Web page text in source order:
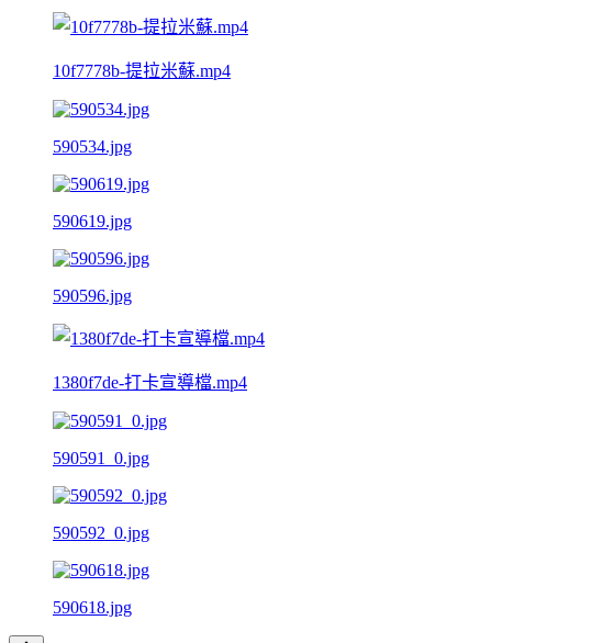
10f7778b-提拉米蘇.mp4
590534.jpg
590619.jpg
590596.jpg
1380f7de-打卡宣導檔.mp4
590591_0.jpg
590592_0.jpg
590618.jpg